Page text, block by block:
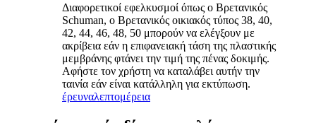
Διαφορετικοί εφελκυσμοί όπως ο Βρετανικός
Schuman, ο Βρετανικός οικιακός τύπος 38, 40,
42, 44, 46, 48, 50 μπορούν να ελέγξουν με
ακρίβεια εάν η επιφανειακή τάση της πλαστικής
μεμβράνης φτάνει την τιμή της πένας δοκιμής.
Αφήστε τον χρήστη να καταλάβει αυτήν την
ταινία εάν είναι κατάλληλη για εκτύπωση.
έρευναλεπτομέρεια